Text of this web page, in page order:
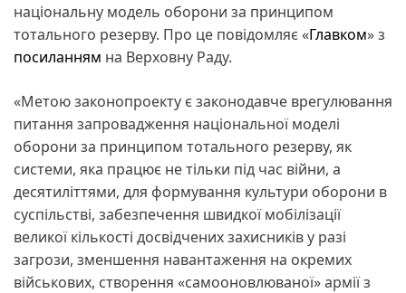
національну модель оборони за принципом
тотального резерву. Про це повідомляє «Главком» з
посиланням на Верховну Раду.
«Метою законопроекту є законодавче врегулювання
питання запровадження національної моделі
оборони за принципом тотального резерву, як
системи, яка працює не тільки під час війни, а
десятиліттями, для формування культури оборони в
суспільстві, забезпечення швидкої мобілізації
великої кількості досвідчених захисників у разі
загрози, зменшення навантаження на окремих
військових, створення «самооновлюваної» армії з